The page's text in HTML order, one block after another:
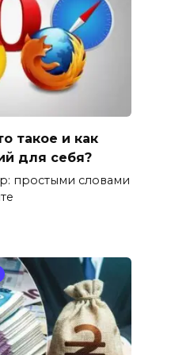
такое и как
для себя?
простыми словами